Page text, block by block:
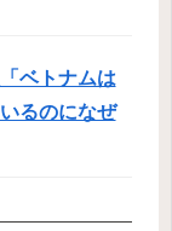
ベトナムは
るのになぜ